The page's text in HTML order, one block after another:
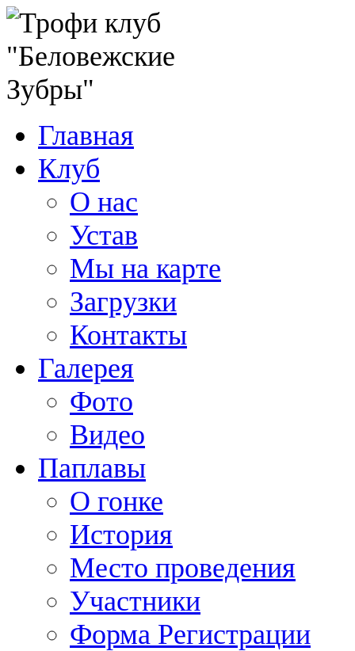
Главная
Клуб
О нас
Устав
Мы на карте
Загрузки
Контакты
Галерея
Фото
Видео
Паплавы
О гонке
История
Место проведения
Участники
Форма Регистрации